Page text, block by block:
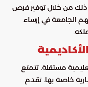
ذلك من خلال توفير فرص
الجامعة في إرساء
مستقلة. تتمتع
خاصة بها. تقدم